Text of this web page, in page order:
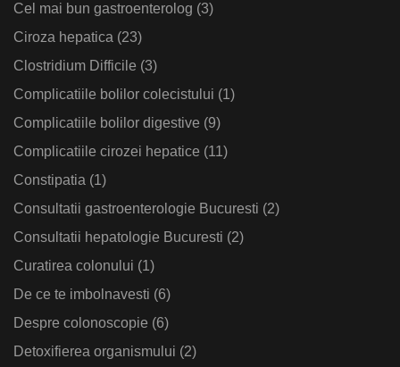
Cel mai bun gastroenterolog (3)
Ciroza hepatica (23)
Clostridium Difficile (3)
Complicatiile bolilor colecistului (1)
Complicatiile bolilor digestive (9)
Complicatiile cirozei hepatice (11)
Constipatia (1)
Consultatii gastroenterologie Bucuresti (2)
Consultatii hepatologie Bucuresti (2)
Curatirea colonului (1)
De ce te imbolnavesti (6)
Despre colonoscopie (6)
Detoxifierea organismului (2)